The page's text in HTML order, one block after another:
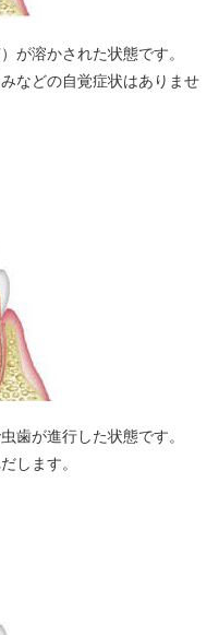
が溶かされた状態です。
などの自覚症状はありませ
歯が進行した状態です。
します。